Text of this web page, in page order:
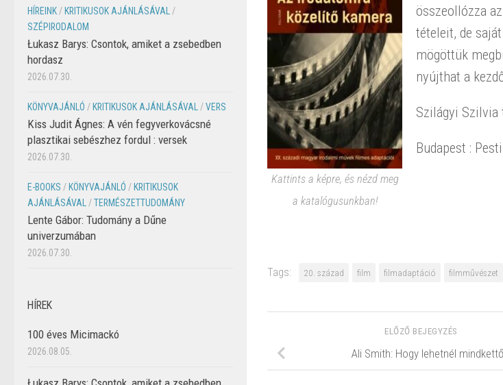
Kattints a képre, és nézd meg
a katalógusunkban!
összeollózza
tételeit, de
mögöttük
nyújthat a
Szilágyi
Budapest :
Tags: 20. század film filmadaptáció filmművészet
ELŐZŐ BEJEGYZÉS
Ali Smith: Hogy lehetnél mindkettő
HÍREINK / KRITIKUSOK AJÁNLÁSÁVAL
/
SZÉPIRODALOM
Łukasz Barys: Csontok, amiket a zsebedben
hordasz
2026.07.30.
KÖNYVAJÁNLÓ / KRITIKUSOK AJÁNLÁSÁVAL /VERS
Kiss Judit Ágnes: A vén fegyverkovácsné
plasztikai sebészhez fordul : versek
2026.07.30.
E-BOOKS / KÖNYVAJÁNLÓ / KRITIKUSOK
AJÁNLÁSÁVAL
/TERMÉSZETTUDOMÁNY
Lente Gábor: Tudomány a Dűne
univerzumában
2026.07.30.
HÍREK
100 éves Micimackó
2026.08.05.